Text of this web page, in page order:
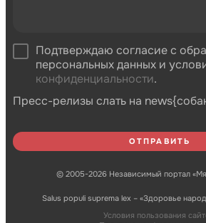
Подтверждаю согласие с
персональных данных и
конфиденциальности.
Пресс-релизы слать на
© 2005-2026 Независимый портал
Salus populi suprema lex – «Здоровье
Условия пользования